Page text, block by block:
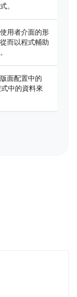
。
用者介面的形
而以程式輔助
面配置中的
中的資料來